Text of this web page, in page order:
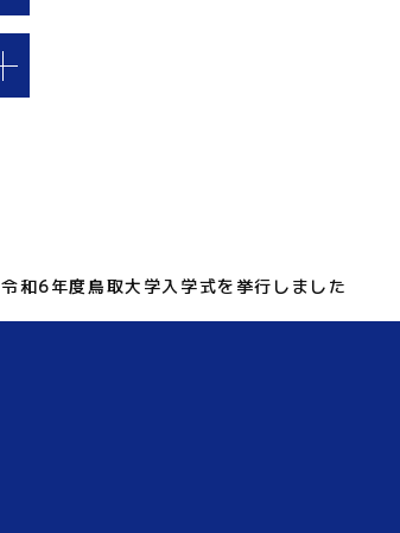
令和6年度鳥取大学入学式を挙行しました